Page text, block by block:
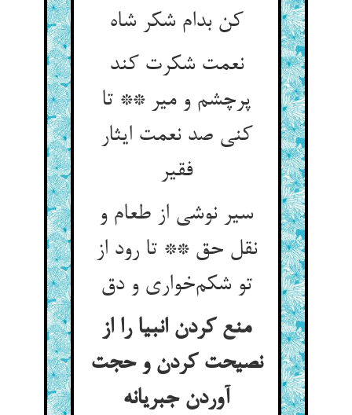
کن بدام شکر شاه
نعمت شکرت کند
پرچشم و میر ** تا
کنی صد نعمت ایثار
فقیر
سیر نوشی از طعام و
نقل حق ** تا رود از
تو شکم‌خواری و دق
منع کردن انبیا را از
نصیحت کردن و حجت
آوردن جبریانه